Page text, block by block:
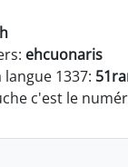
ehcuonaris
1337:
c'est le